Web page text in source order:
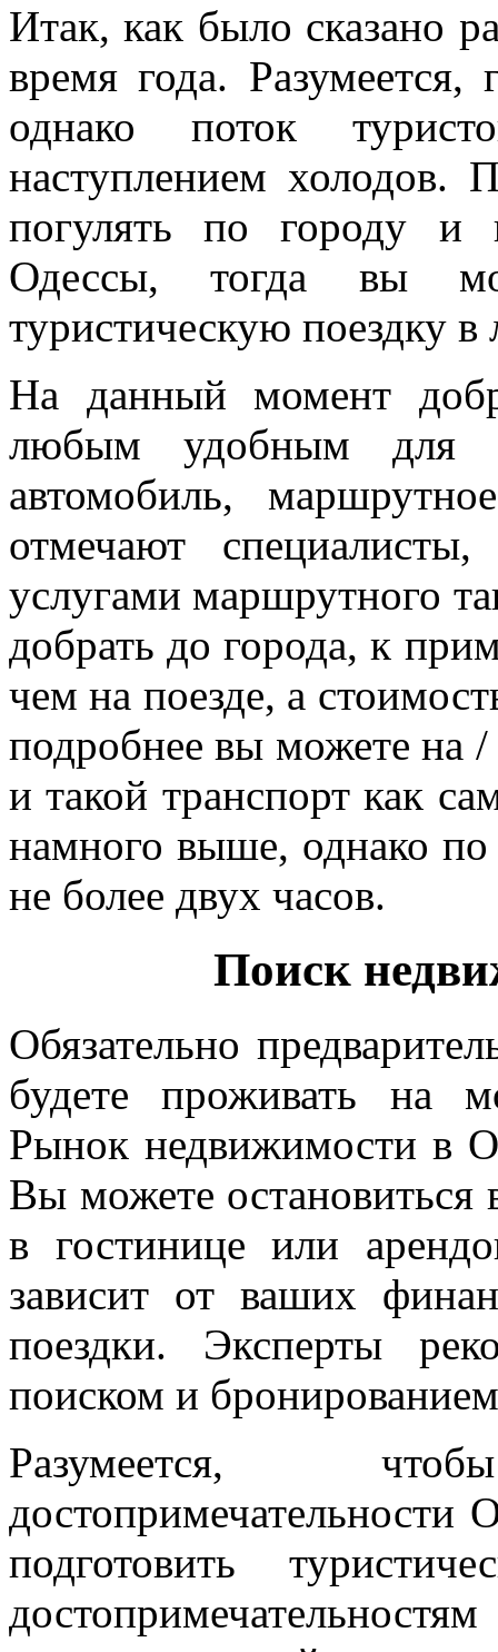
Итак, как было сказано
время года. Разумеется,
однако поток
наступлением холодов.
погулять по городу и
Одессы, тогда вы
туристическую поездку
На данный момент
любым удобным для
автомобиль,
отмечают
услугами маршрутного
добрать до города, к
чем на поезде, а
подробнее вы можете на
и такой транспорт как
намного выше, однако по
не более двух часов.
Поиск
Обязательно
будете проживать на
Рынок недвижимости в
Вы можете остановиться
в гостинице или
зависит от ваших
поездки. Эксперты
поиском и
Разумеется,
достопримечательности
подготовить